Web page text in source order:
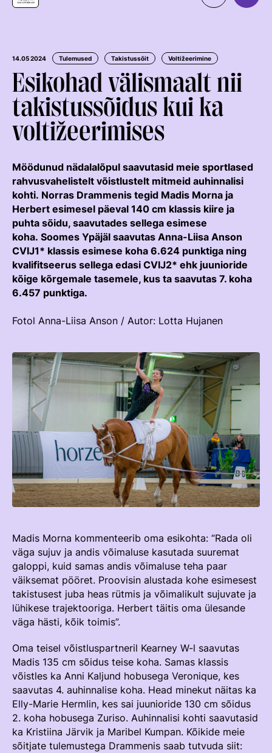
Kontaktid
Väärtused Ja Visioon
Juhatus
Juhatuse Ja Üldkogu Protokollid
Arengukava
Teenetemärk
Logoraamat
Hobumajanduse Kaardistamise Uuring
TEENUSTE HINNAKIRI
Ajajoon
Aastaraamatud
KLUBID
VABATAHTLIKUD
ERA SA
Noortespordi Toetamine
HOBUSTE HEAOLU
TURVALINE SPORT
AUSA MÄNGU PÕHIMÕTTED
Uudised
Ratsaspordialad
TAKISTUSSÕIT
Regulatsioonid
Võistlussarjad
Edetabelid
Ametnikud
Koolitused
Estonian Rising Stars
Mänedžer Ja Komitee
Regulatsioonid
Võistluskalender
Võistlussarjad
Edetabelid
Ametnikud
Koolitused
Estonian Dressage Team
Välisvõistlustel Osaleja Meelespea
KOLMEVÕISTLUS
Regulatsioonid
Võistluskalender
Võistlussarjad
Edetabelid
Ametnikud
Koolitused
Komitee
Tule ratsutama
ROHELINE KAART
TUNNUSTATUD RATSAKOOLID
ARENGUMUDEL
Treenerid
KUTSE EETIKA
EKR TREENERIKUTSEST
Kutse Andmise Kord
Taotlemine
Taastaotlemine
Praktika Ja Mentortreenerid
Hindamiskomisjon
EOK Treenerite Register
KOOLITUSED
KONTROLLI EOK TREENERI KUTSET
TALLINN HORSE SHOW
HOBUMAAILM
RATSANET
14.05 2024 Tulemused Takistussõit Voltižeerimine
Esikohad välismaalt nii
takistussõidus kui ka
voltižeerimises
Möödunud nädalalõpul saavutasid meie sportlased
rahvusvahelistelt võistlustelt mitmeid auhinnalisi
kohti. Norras Drammenis tegid Madis Morna ja
Herbert esimesel päeval 140 cm klassis kiire ja
puhta sõidu, saavutades sellega esimese
koha. Soomes Ypäjäl saavutas Anna-Liisa Anson
CVIJ1* klassis esimese koha 6.624 punktiga ning
kvalifitseerus sellega edasi CVIJ2* ehk juunioride
kõige kõrgemale tasemele, kus ta saavutas 7. koha
6.457 punktiga.
Fotol Anna-Liisa Anson / Autor: Lotta Hujanen
Madis Morna kommenteerib oma esikohta: “Rada oli
väga sujuv ja andis võimaluse kasutada suuremat
galoppi, kuid samas andis võimaluse teha paar
väiksemat pööret. Proovisin alustada kohe esimesest
takistusest juba heas rütmis ja võimalikult sujuvate ja
lühikese trajektooriga. Herbert täitis oma ülesande
väga hästi, kõik toimis”.
Oma teisel võistluspartneril Kearney W-l saavutas
Madis 135 cm sõidus teise koha. Samas klassis
võistles ka Anni Kaljund hobusega Veronique, kes
saavutas 4. auhinnalise koha. Head minekut näitas ka
Elly-Marie Hermlin, kes sai juunioride 130 cm sõidus
2. koha hobusega Zuriso. Auhinnalisi kohti saavutasid
ka Kristiina Järvik ja Maribel Kumpan. Kõikide meie
sõitjate tulemustega Drammenis saab tutvuda siit: